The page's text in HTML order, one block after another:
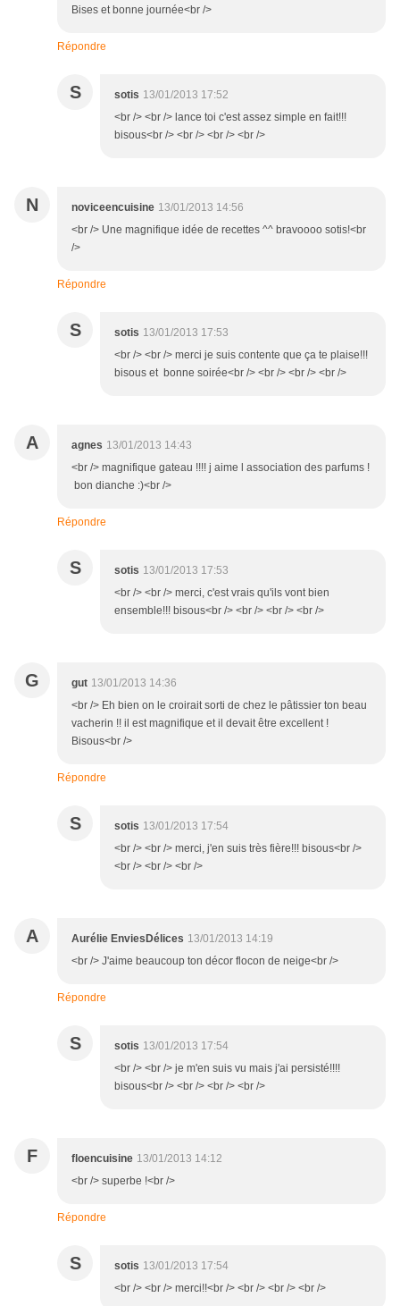
Bises et bonne journée<br />
Répondre
S sotis 13/01/2013 17:52
<br /> <br /> lance toi c'est assez simple en fait!!!
bisous<br /> <br /> <br /> <br />
N noviceencuisine 13/01/2013 14:56
<br /> Une magnifique idée de recettes ^^ bravoooo sotis!<br
/>
Répondre
S sotis 13/01/2013 17:53
<br /> <br /> merci je suis contente que ça te plaise!!!
bisous et bonne soirée<br /> <br /> <br /> <br />
A agnes 13/01/2013 14:43
<br /> magnifique gateau !!!! j aime l association des parfums !
bon dianche :)<br />
Répondre
S sotis 13/01/2013 17:53
<br /> <br /> merci, c'est vrais qu'ils vont bien
ensemble!!! bisous<br /> <br /> <br /> <br />
G gut 13/01/2013 14:36
<br /> Eh bien on le croirait sorti de chez le pâtissier ton beau
vacherin !! il est magnifique et il devait être excellent !
Bisous<br />
Répondre
S sotis 13/01/2013 17:54
<br /> <br /> merci, j'en suis très fière!!! bisous<br />
<br /> <br /> <br />
A Aurélie EnviesDélices 13/01/2013 14:19
<br /> J'aime beaucoup ton décor flocon de neige<br />
Répondre
S sotis 13/01/2013 17:54
<br /> <br /> je m'en suis vu mais j'ai persisté!!!!
bisous<br /> <br /> <br /> <br />
F floencuisine 13/01/2013 14:12
<br /> superbe !<br />
Répondre
S sotis 13/01/2013 17:54
<br /> <br /> merci!!<br /> <br /> <br /> <br />